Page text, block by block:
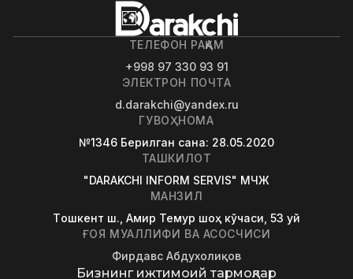
ТЕЛЕФОН РАҚАМ
+998 97 330 93 91
ЭЛЕКТРОН ПОЧТА
d.darakchi@yandex.ru
ГУВОҲНОМА
№1346 Берилган сана: 28.05.2020
ТАШКИЛОТ
"DARAKCHI INFORM SERVIS" МЧЖ
МАНЗИЛ
Tошкент ш., Амир Темур шоҳ кўчаси, 53 уй
ҒОЯ МУАЛЛИФИ ВА АСОСЧИСИ
Фирдавс Абдухолиқов
Бизнинг ижтимоий тармоқлар